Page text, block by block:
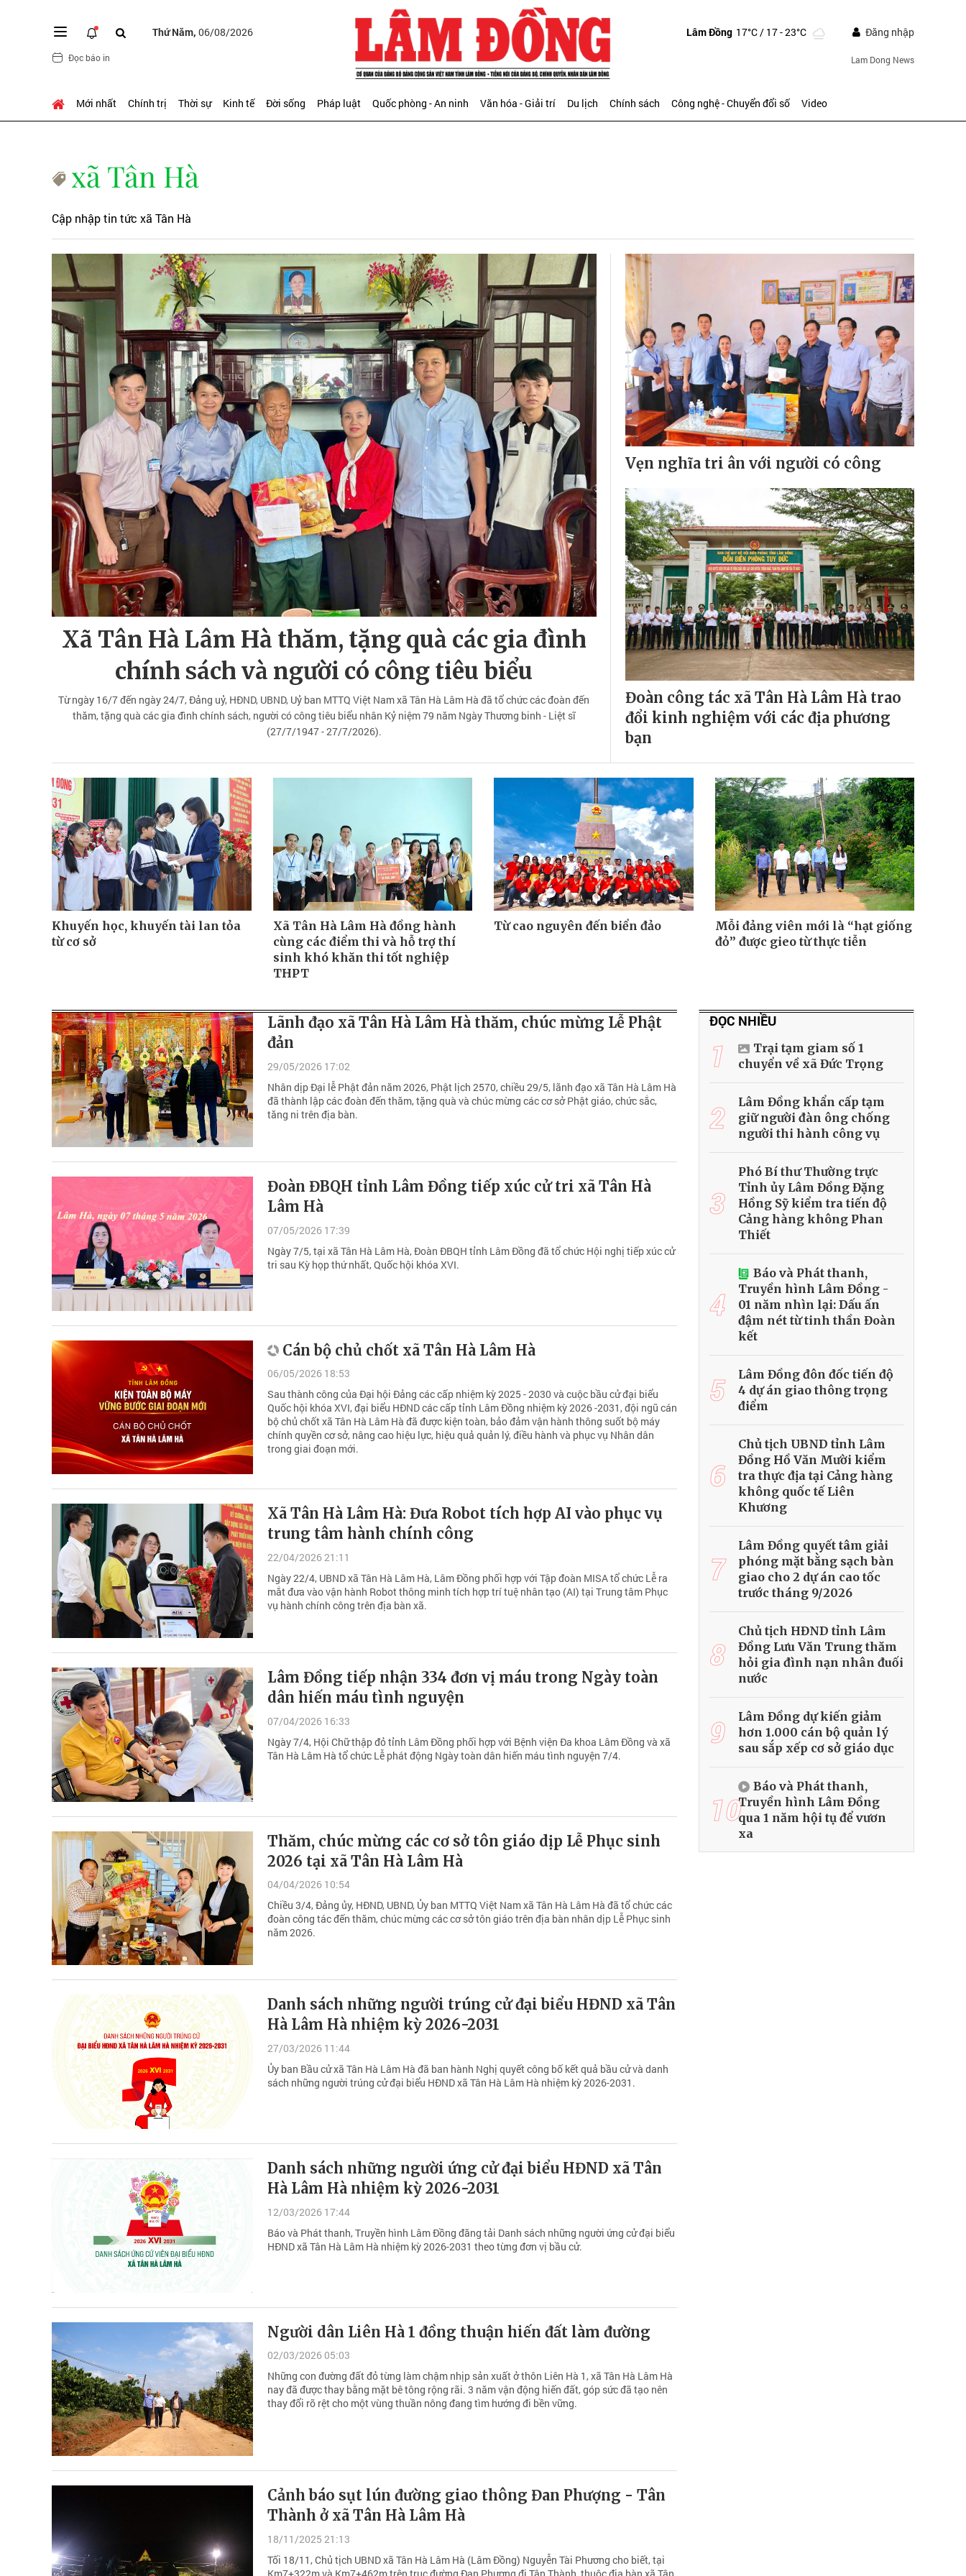
Thứ Năm, 06/08/2026
Đọc báo in
Lâm Đồng 17°C/ 17 - 23°C Đăng nhập
Lam Dong News
Mới nhất Chính trị Thời sự Kinh tế Đời sống Pháp luật Quốc phòng - An ninh Văn hóa - Giải trí Du lịch Chính sách Công nghệ - Chuyển đổi số Video
xã Tân Hà
Cập nhập tin tức xã Tân Hà
Xã Tân Hà Lâm Hà thăm, tặng quà các gia đình
chính sách và người có công tiêu biểu
Từ ngày 16/7 đến ngày 24/7, Đảng uỷ, HĐND, UBND, Uỷ ban MTTQ Việt Nam xã Tân Hà Lâm Hà đã tổ chức các đoàn đến
thăm, tặng quà các gia đình chính sách, người có công tiêu biểu nhân Kỷ niệm 79 năm Ngày Thương binh - Liệt sĩ
(27/7/1947 - 27/7/2026).
Vẹn nghĩa tri ân với người có công
Đoàn công tác xã Tân Hà Lâm Hà trao
đổi kinh nghiệm với các địa phương
bạn
Khuyến học, khuyến tài lan tỏa
từ cơ sở
Xã Tân Hà Lâm Hà đồng hành
cùng các điểm thi và hỗ trợ thí
sinh khó khăn thi tốt nghiệp
THPT
Từ cao nguyên đến biển đảo
Mỗi đảng viên mới là “hạt giống
đỏ” được gieo từ thực tiễn
Lãnh đạo xã Tân Hà Lâm Hà thăm, chúc mừng Lễ Phật
đản
29/05/2026 17:02
Nhân dịp Đại lễ Phật đản năm 2026, Phật lịch 2570, chiều 29/5, lãnh đạo xã Tân Hà Lâm Hà
đã thành lập các đoàn đến thăm, tặng quà và chúc mừng các cơ sở Phật giáo, chức sắc,
tăng ni trên địa bàn.
Đoàn ĐBQH tỉnh Lâm Đồng tiếp xúc cử tri xã Tân Hà
Lâm Hà
07/05/2026 17:39
Ngày 7/5, tại xã Tân Hà Lâm Hà, Đoàn ĐBQH tỉnh Lâm Đồng đã tổ chức Hội nghị tiếp xúc cử
tri sau Kỳ họp thứ nhất, Quốc hội khóa XVI.
Cán bộ chủ chốt xã Tân Hà Lâm Hà
06/05/2026 18:53
Sau thành công của Đại hội Đảng các cấp nhiệm kỳ 2025 - 2030 và cuộc bầu cử đại biểu
Quốc hội khóa XVI, đại biểu HĐND các cấp tỉnh Lâm Đồng nhiệm kỳ 2026 -2031, đội ngũ cán
bộ chủ chốt xã Tân Hà Lâm Hà đã được kiện toàn, bảo đảm vận hành thông suốt bộ máy
chính quyền cơ sở, nâng cao hiệu lực, hiệu quả quản lý, điều hành và phục vụ Nhân dân
trong giai đoạn mới.
Xã Tân Hà Lâm Hà: Đưa Robot tích hợp AI vào phục vụ
trung tâm hành chính công
22/04/2026 21:11
Ngày 22/4, UBND xã Tân Hà Lâm Hà, Lâm Đồng phối hợp với Tập đoàn MISA tổ chức Lễ ra
mắt đưa vào vận hành Robot thông minh tích hợp trí tuệ nhân tạo (AI) tại Trung tâm Phục
vụ hành chính công trên địa bàn xã.
Lâm Đồng tiếp nhận 334 đơn vị máu trong Ngày toàn
dân hiến máu tình nguyện
07/04/2026 16:33
Ngày 7/4, Hội Chữ thập đỏ tỉnh Lâm Đồng phối hợp với Bệnh viện Đa khoa Lâm Đồng và xã
Tân Hà Lâm Hà tổ chức Lễ phát động Ngày toàn dân hiến máu tình nguyện 7/4.
Thăm, chúc mừng các cơ sở tôn giáo dịp Lễ Phục sinh
2026 tại xã Tân Hà Lâm Hà
04/04/2026 10:54
Chiều 3/4, Đảng ủy, HĐND, UBND, Ủy ban MTTQ Việt Nam xã Tân Hà Lâm Hà đã tổ chức các
đoàn công tác đến thăm, chúc mừng các cơ sở tôn giáo trên địa bàn nhân dịp Lễ Phục sinh
năm 2026.
Danh sách những người trúng cử đại biểu HĐND xã Tân
Hà Lâm Hà nhiệm kỳ 2026-2031
27/03/2026 11:44
Ủy ban Bầu cử xã Tân Hà Lâm Hà đã ban hành Nghị quyết công bố kết quả bầu cử và danh
sách những người trúng cử đại biểu HĐND xã Tân Hà Lâm Hà nhiệm kỳ 2026-2031.
Danh sách những người ứng cử đại biểu HĐND xã Tân
Hà Lâm Hà nhiệm kỳ 2026-2031
12/03/2026 17:44
Báo và Phát thanh, Truyền hình Lâm Đồng đăng tải Danh sách những người ứng cử đại biểu
HĐND xã Tân Hà Lâm Hà nhiệm kỳ 2026-2031 theo từng đơn vị bầu cử.
Người dân Liên Hà 1 đồng thuận hiến đất làm đường
02/03/2026 05:03
Những con đường đất đỏ từng làm chậm nhịp sản xuất ở thôn Liên Hà 1, xã Tân Hà Lâm Hà
nay đã được thay bằng mặt bê tông rộng rãi. 3 năm vận động hiến đất, góp sức đã tạo nên
thay đổi rõ rệt cho một vùng thuần nông đang tìm hướng đi bền vững.
Cảnh báo sụt lún đường giao thông Đan Phượng - Tân
Thành ở xã Tân Hà Lâm Hà
18/11/2025 21:13
Tối 18/11, Chủ tịch UBND xã Tân Hà Lâm Hà (Lâm Đồng) Nguyễn Tài Phương cho biết, tại
ĐỌC NHIỀU
1
Trại tạm giam số 1
chuyển về xã Đức Trọng
2
Lâm Đồng khẩn cấp tạm
giữ người đàn ông chống
người thi hành công vụ
3
Phó Bí thư Thường trực
Tỉnh ủy Lâm Đồng Đặng
Hồng Sỹ kiểm tra tiến độ
Cảng hàng không Phan
Thiết
4
Báo và Phát thanh,
Truyền hình Lâm Đồng -
01 năm nhìn lại: Dấu ấn
đậm nét từ tinh thần Đoàn
kết
5
Lâm Đồng đôn đốc tiến độ
4 dự án giao thông trọng
điểm
6
Chủ tịch UBND tỉnh Lâm
Đồng Hồ Văn Mười kiểm
tra thực địa tại Cảng hàng
không quốc tế Liên
Khương
7
Lâm Đồng quyết tâm giải
phóng mặt bằng sạch bàn
giao cho 2 dự án cao tốc
trước tháng 9/2026
8
Chủ tịch HĐND tỉnh Lâm
Đồng Lưu Văn Trung thăm
hỏi gia đình nạn nhân đuối
nước
9
Lâm Đồng dự kiến giảm
hơn 1.000 cán bộ quản lý
sau sắp xếp cơ sở giáo dục
10
Báo và Phát thanh,
Truyền hình Lâm Đồng
qua 1 năm hội tụ để vươn
xa